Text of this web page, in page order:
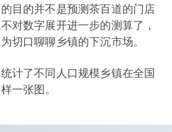
目的并不是预测茶百道的门店
对数字展开进一步的测算了，
切口聊聊乡镇的下沉市场。
计了不同人口规模乡镇在全国
一张图。